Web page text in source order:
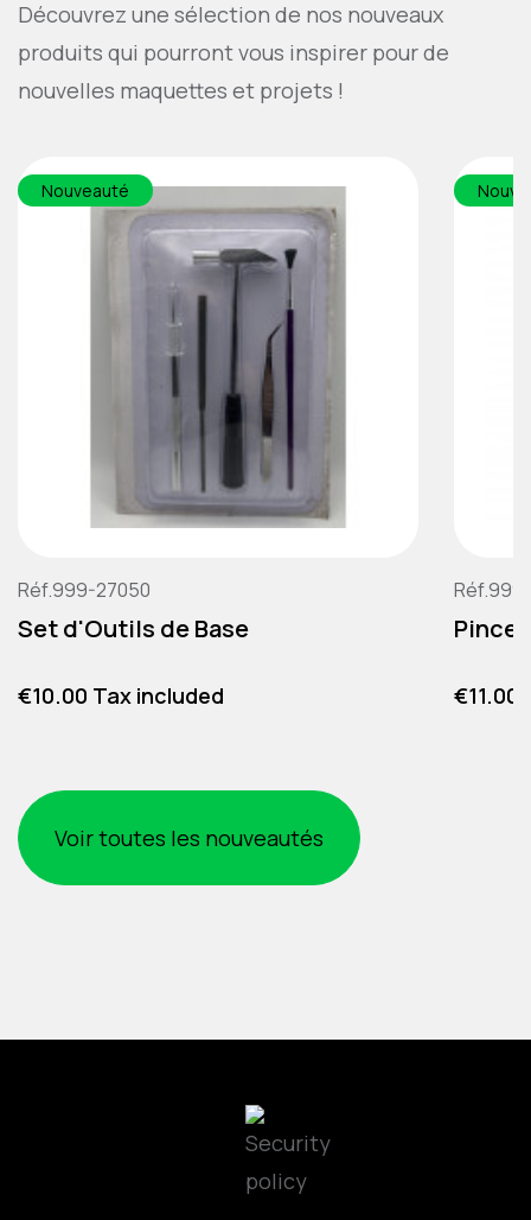
Découvrez une sélection de nos nouveaux
produits qui pourront vous inspirer pour de
nouvelles maquettes et projets !
Réf.999-27050
Set d'Outils de Base
Price
€10.00 Tax included
Nouveauté
Pince
Price
€11.00
Voir toutes les nouveautés